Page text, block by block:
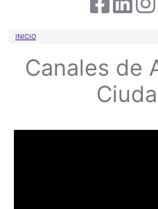
Sobrescribir
INICIO
Canales de